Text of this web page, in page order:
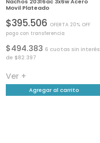
Movil Plateado
$395.506 OFERTA 20% OFF
pago con transferencia
$494.383 6 cuotas sin interés
de $82.397
Ver +
Agregar al carrito